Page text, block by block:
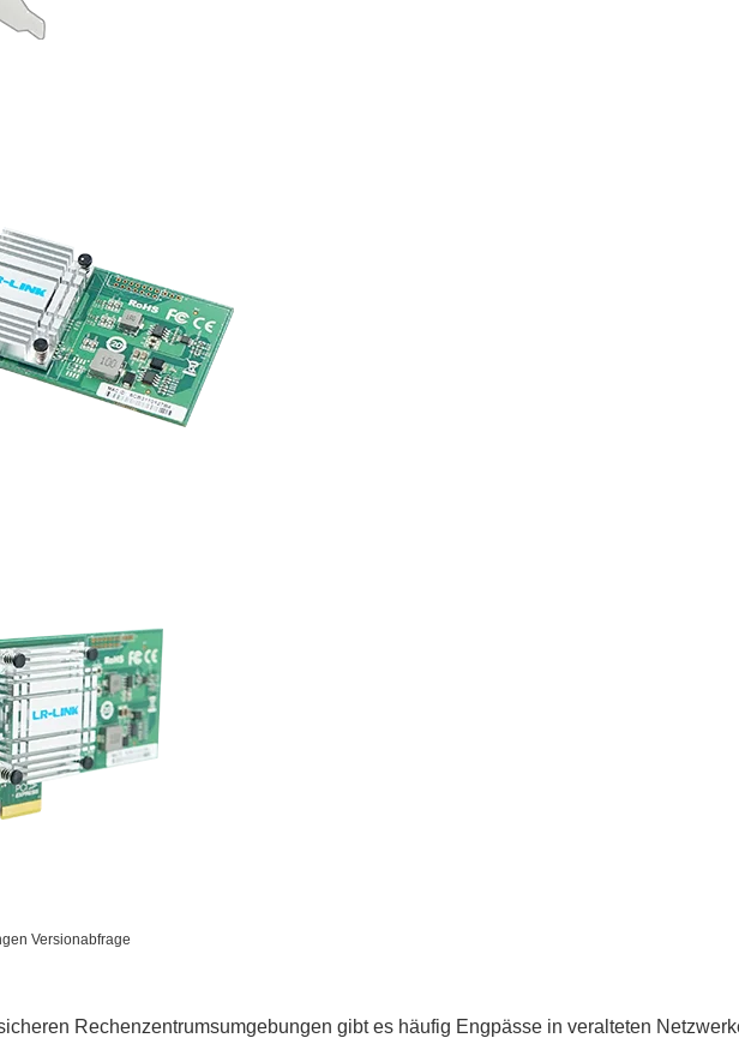
Versionabfrage
Rechenzentrumsumgebungen gibt es häufig Engpässe in veralteten